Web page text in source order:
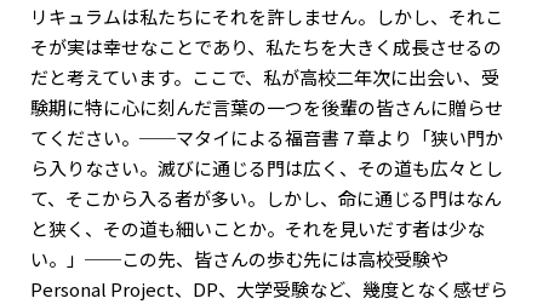
リキュラムは私たちにそれを許しません。しかし、それこ
そが実は幸せなことであり、私たちを大きく成長させるの
だと考えています。ここで、私が高校二年次に出会い、受
験期に特に心に刻んだ言葉の一つを後輩の皆さんに贈らせ
てください。──マタイによる福音書７章より「狭い門か
ら入りなさい。滅びに通じる門は広く、その道も広々とし
て、そこから入る者が多い。しかし、命に通じる門はなん
と狭く、その道も細いことか。それを見いだす者は少な
い。」──この先、皆さんの歩む先には高校受験や
Personal Project、DP、大学受験など、幾度となく感ぜら